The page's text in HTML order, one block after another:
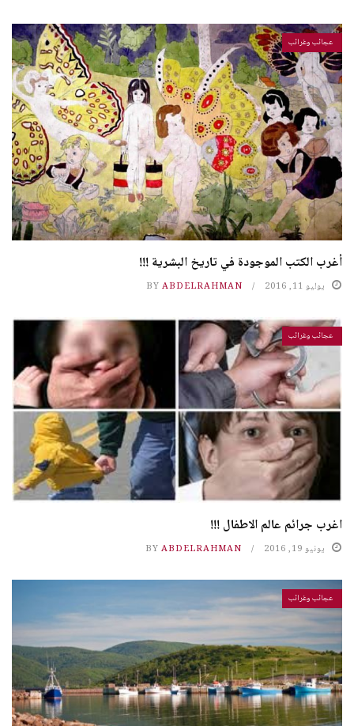
عجائب وغرائب
أغرب الكتب الموجودة في تاريخ البشرية !!!
يوليو 11, 2016 BY ABDELRAHMAN
عجائب وغرائب
اغرب جرائم عالم الاطفال !!!
يونيو 19, 2016 BY ABDELRAHMAN
عجائب وغرائب